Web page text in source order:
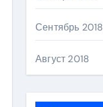
Сентябрь 2018
Август 2018